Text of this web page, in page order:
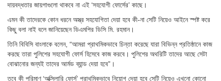
দায়বদ্ধতার জায়গাগুলো থাকবে না এই ‘সহযোগী ফোর্সের’ কাছে।
এমন কী তাদেরকে কোন ধরনে অস্ত্র সহযোগিতা দেয়া হবে কী-না সেটি নিয়েও আইনে স্পষ্ট করে
কিছু বলা নাই বলে জানিয়েছেন ডিএমপির ডিসি মি. রহমান।
তিনি বিবিসি বাংলাকে বলেন, “আমরা প্রাথমিকভাবে চিন্তা করেছে যারা বিভিন্ন প্রতিষ্ঠানে কাজ
করছে তারা পুলিশের সহযোগী ফোর্স হিসেবে কাজ করবে। পুলিশের অথরিটি তাদের আছে সেটা
বোঝানোর জন্যই তাদের আর্মড ব্যান্ড দেয়া হবে”।
তবে কী পরিমাণ ‘অক্সিলারি ফোর্স’ প্রাথমিকভাবে নিয়োগ দেয়া হবে সেটি নিয়েও এখনো কোনো